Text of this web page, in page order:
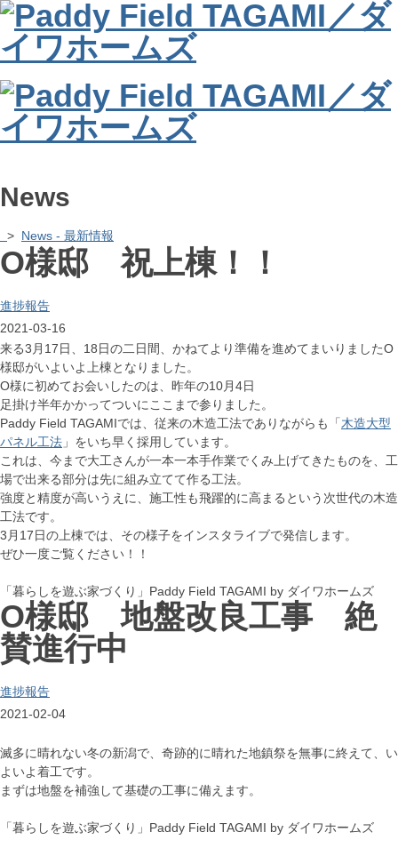
News
> News - 最新情報
O様邸 祝上棟！！
進捗報告
2021-03-16
来る3月17日、18日の二日間、かねてより準備を進めてまいりましたO
様邸がいよいよ上棟となりました。
O様に初めてお会いしたのは、昨年の10月4日
足掛け半年かかってついにここまで参りました。
Paddy Field TAGAMIでは、従来の木造工法でありながらも「木造大型
パネル工法 」をいち早く採用しています。
これは、今まで大工さんが一本一本手作業でくみ上げてきたものを、工
場で出来る部分は先に組み立てて作る工法。
強度と精度が高いうえに、施工性も飛躍的に高まるという次世代の木造
工法です。
3月17日の上棟では、その様子をインスタライブで発信します。
ぜひ一度ご覧ください！！
「暮らしを遊ぶ家づくり」Paddy Field TAGAMI by ダイワホームズ
O様邸 地盤改良工事 絶
賛進行中
進捗報告
2021-02-04
滅多に晴れない冬の新潟で、奇跡的に晴れた地鎮祭を無事に終えて、い
よいよ着工です。
まずは地盤を補強して基礎の工事に備えます。
「暮らしを遊ぶ家づくり」Paddy Field TAGAMI by ダイワホームズ